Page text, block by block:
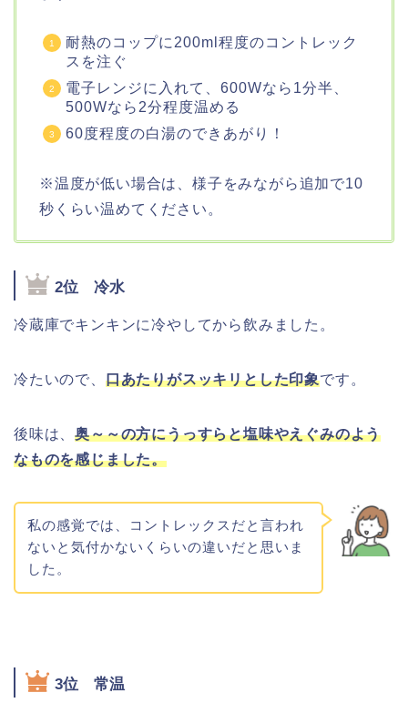
耐熱のコップに200ml程度のコントレック
スを注ぐ
電子レンジに入れて、600Wなら1分半、
500Wなら2分程度温める
60度程度の白湯のできあがり！
※温度が低い場合は、様子をみながら追加で10
秒くらい温めてください。
2位 冷水
冷蔵庫でキンキンに冷やしてから飲みました。
冷たいので、 口あたりがスッキリとした印象です。
後味は、奥～～の方にうっすらと塩味やえぐみのよう
なものを感じました。
私の感覚では、コントレックスだと言われ
ないと気付かないくらいの違いだと思いま
した。
3位 常温